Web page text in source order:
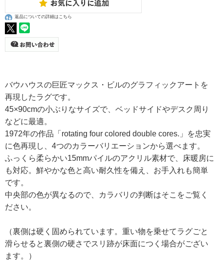
返品についての詳細はこちら
バウハウスの巨匠マックス・ビルのグラフィックアートを
再現したラグです。
45×90cmの小ぶりなサイズで、ベッドサイドやデスク周り
などに最適。
1972年の作品「rotating four colored double cores.」を忠実
に色再現し、4つのカラーバリエーションから選べます。
ふっくら柔らかい15mmパイルのアクリル素材で、床暖房に
も対応。鮮やかな色と高い耐久性を備え、お手入れも簡単
です。
中央部の色が異なるので、カラバリの判断はそこをご覧く
ださい。
（裏側は硬く固められています。重い物を乗せてラグごと
滑らせると裏側の硬さでスリ跡が床面につく場合がござい
ます。）